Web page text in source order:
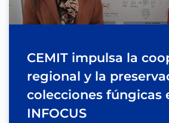
CEMIT impulsa la
regional y la
colecciones fúngicas
INFOCUS